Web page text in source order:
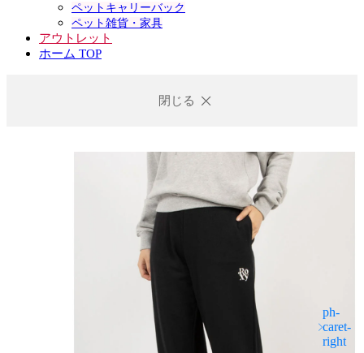
ペットキャリーバック
ペット雑貨・家具
アウトレット
ホーム TOP
閉じる